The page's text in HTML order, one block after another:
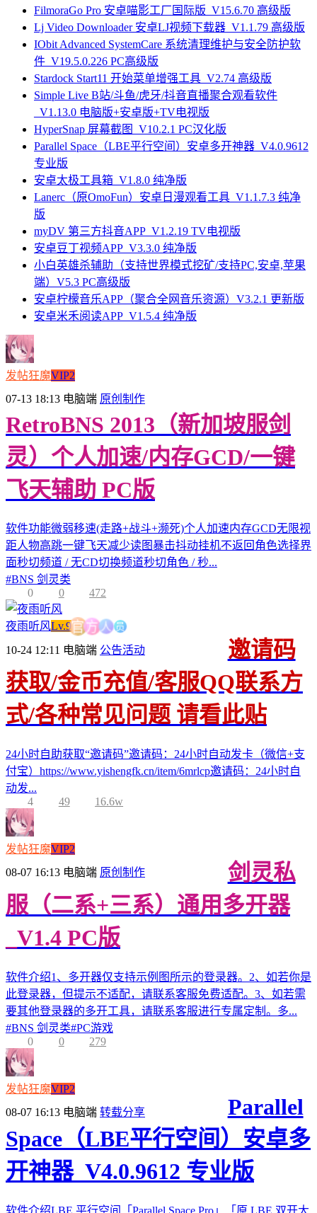
FilmoraGo Pro 安卓喵影工厂国际版_V15.6.70 高级版
Lj Video Downloader 安卓LJ视频下载器_V1.1.79 高级版
IObit Advanced SystemCare 系统清理维护与安全防护软
件_V19.5.0.226 PC高级版
Stardock Start11 开始菜单增强工具_V2.74 高级版
Simple Live B站/斗鱼/虎牙/抖音直播聚合观看软件
_V1.13.0 电脑版+安卓版+TV电视版
HyperSnap 屏幕截图_V10.2.1 PC汉化版
Parallel Space（LBE平行空间）安卓多开神器_V4.0.9612
专业版
安卓太极工具箱_V1.8.0 纯净版
Lanerc（原OmoFun）安卓日漫观看工具_V1.1.7.3 纯净
版
myDV 第三方抖音APP_V1.2.19 TV电视版
安卓豆丁视频APP_V3.3.0 纯净版
小白英雄杀辅助（支持世界模式挖矿/支持PC,安卓,苹果
端）V5.3 PC高级版
安卓柠檬音乐APP（聚合全网音乐资源）V3.2.1 更新版
安卓米禾阅读APP_V1.5.4 纯净版
发帖狂魔VIP2
07-13 18:13 电脑端 原创制作
RetroBNS 2013（新加坡服剑
灵）个人加速/内存GCD/一键
飞天辅助 PC版
软件功能微弱移速(走路+战斗+濒死)个人加速内存GCD无限视
距人物高跳一键飞天减少读图暴击抖动挂机不返回角色选择界
面秒切频道 / 无CD切换频道秒切角色 / 秒...
#BNS 剑灵类
0
0 472
夜雨听风Lv.9官 方人员
10-24 12:11 电脑端 公告活动
邀请码
获取/金币充值/客服QQ联系方
式/各种常见问题 请看此贴
24小时自助获取“邀请码”邀请码：24小时自动发卡（微信+支
付宝）https://www.yishengfk.cn/item/6mrlcp邀请码：24小时自
动发...
4
49 16.6w
发帖狂魔VIP2
08-07 16:13 电脑端 原创制作
剑灵私
服（二系+三系）通用多开器
_V1.4 PC版
软件介绍1、多开器仅支持示例图所示的登录器。2、如若你是
此登录器，但提示不适配，请联系客服免费适配。3、如若需
要其他登录器的多开工具，请联系客服进行专属定制。多...
#BNS 剑灵类#PC游戏
0
0 279
发帖狂魔VIP2
08-07 16:13 电脑端 转载分享
Parallel
Space（LBE平行空间）安卓多
开神器_V4.0.9612 专业版
软件介绍LBE 平行空间「Parallel Space Pro」「原 LBE 双开大